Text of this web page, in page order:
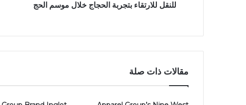
للنقل للارتقاء بتجربة الحجاج خلال موسم الحج
مقالات ذات صلة